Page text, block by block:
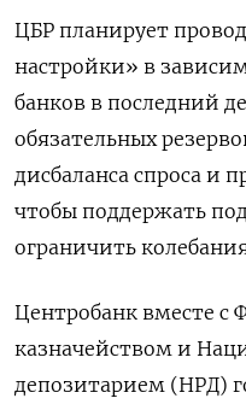
ЦБР планирует
настройки» в
банков в последний
обязательных
дисбаланса спроса и
чтобы поддержать
ограничить
Центробанк вместе с
казначейством и
депозитарием (НРД)